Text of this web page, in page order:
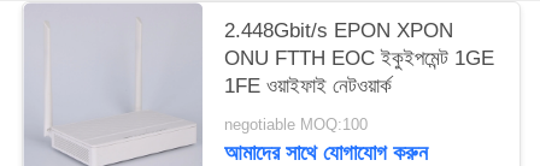
2.448Gbit/s EPON XPON
ONU FTTH EOC ইকুইপমেন্ট 1GE
1FE ওয়াইফাই নেটওয়ার্ক
negotiable MOQ:100
আমাদের সাথে যোগাযোগ করুন